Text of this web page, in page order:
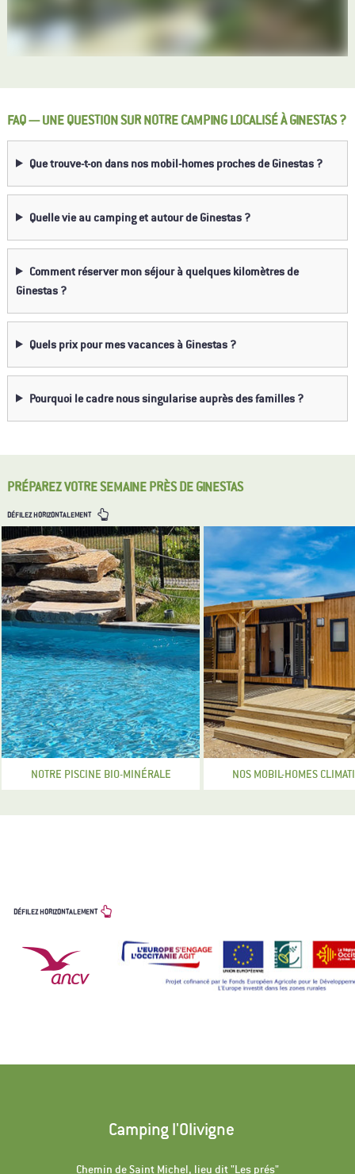
FAQ — UNE QUESTION SUR NOTRE CAMPING LOCALISÉ À GINESTAS ?
Que trouve-t-on dans nos mobil-homes proches de Ginestas ?
Quelle vie au camping et autour de Ginestas ?
Comment réserver mon séjour à quelques kilomètres de
Ginestas ?
Quels prix pour mes vacances à Ginestas ?
Pourquoi le cadre nous singularise auprès des familles ?
PRÉPAREZ VOTRE SEMAINE PRÈS DE GINESTAS
DÉFILEZ HORIZONTALEMENT
NOTRE PISCINE BIO-MINÉRALE NOS MOBIL-HOMES
DÉFILEZ HORIZONTALEMENT
Camping l'Olivigne
Chemin de Saint Michel, lieu dit "Les prés"